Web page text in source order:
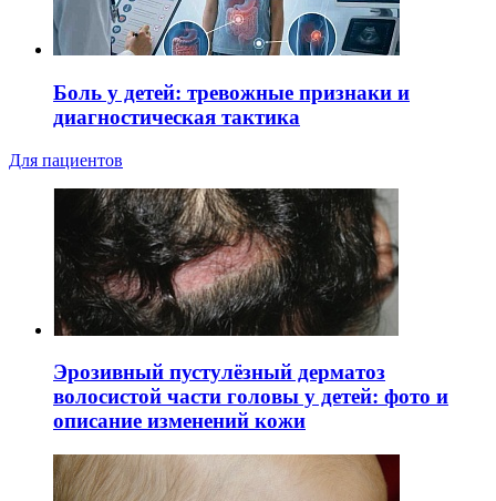
Боль у детей: тревожные признаки и
диагностическая тактика
Для пациентов
Эрозивный пустулёзный дерматоз
волосистой части головы у детей: фото и
описание изменений кожи